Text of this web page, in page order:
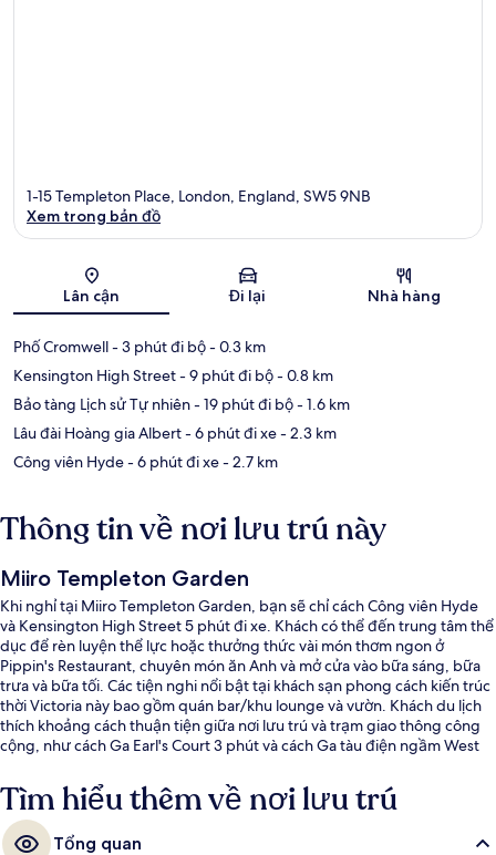
Bản đồ
1-15 Templeton Place, London, England, SW5 9NB
Xem trong bản đồ
Lân cận Đi lại Nhà hàng
Phố Cromwell- 3 phút đi bộ- 0.3 km
Kensington High Street- 9 phút đi bộ- 0.8 km
Bảo tàng Lịch sử Tự nhiên- 19 phút đi bộ- 1.6 km
Lâu đài Hoàng gia Albert- 6 phút đi xe- 2.3 km
Công viên Hyde- 6 phút đi xe- 2.7 km
Thông tin về nơi lưu trú này
Miiro Templeton Garden
Khi nghỉ tại Miiro Templeton Garden, bạn sẽ chỉ cách Công viên Hyde
và Kensington High Street 5 phút đi xe. Khách có thể đến trung tâm thể
dục để rèn luyện thể lực hoặc thưởng thức vài món thơm ngon ở
Pippin's Restaurant, chuyên món ăn Anh và mở cửa vào bữa sáng, bữa
trưa và bữa tối. Các tiện nghi nổi bật tại khách sạn phong cách kiến trúc
thời Victoria này bao gồm quán bar/khu lounge và vườn. Khách du lịch
thích khoảng cách thuận tiện giữa nơi lưu trú và trạm giao thông công
cộng, như cách Ga Earl's Court 3 phút và cách Ga tàu điện ngầm West
Tìm hiểu thêm về nơi lưu trú
Tổng quan